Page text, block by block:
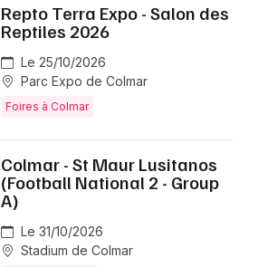
Repto Terra Expo - Salon des
Reptiles 2026
Le 25/10/2026
Parc Expo de Colmar
Foires à Colmar
Colmar - St Maur Lusitanos
(Football National 2 - Group
A)
Le 31/10/2026
Stadium de Colmar